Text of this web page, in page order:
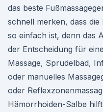
das beste
schnell merken, dass
so einfach ist, denn das
der Entscheidung für
Massage, Sprudelbad,
oder manuelles
oder
Hämorrhoiden-Salbe